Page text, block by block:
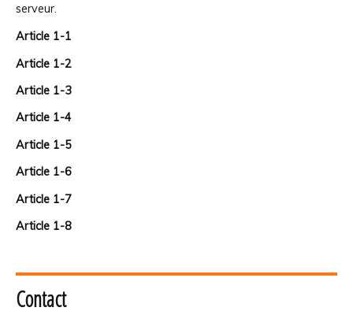
serveur.
Article 1-1
Article 1-2
Article 1-3
Article 1-4
Article 1-5
Article 1-6
Article 1-7
Article 1-8
Contact